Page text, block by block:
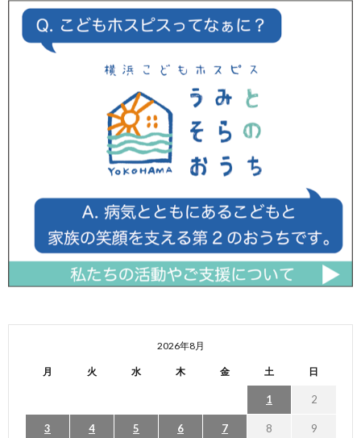
2026年8月
月 火 水 木 金 土 日
1 2
3 4 5 6 7 8 9